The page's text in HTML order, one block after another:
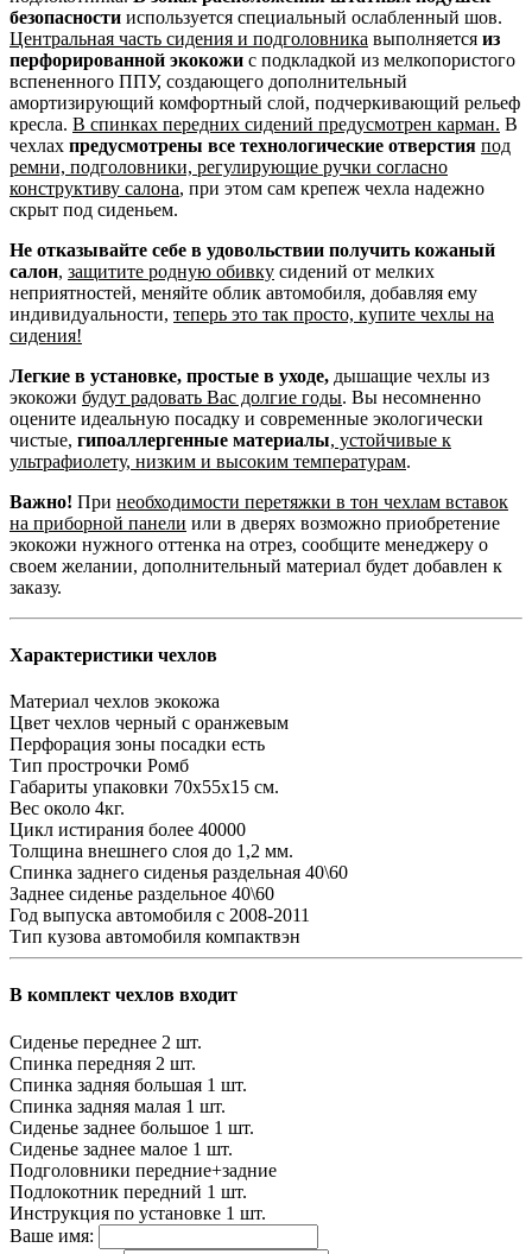
безопасности используется специальный ослабленный шов.
Центральная часть сидения и подголовника выполняется из
перфорированной экокожи с подкладкой из мелкопористого
вспененного ППУ, создающего дополнительный
амортизирующий комфортный слой, подчеркивающий рельеф
кресла. В спинках передних сидений предусмотрен карман. В
чехлах предусмотрены все технологические отверстия под
ремни, подголовники, регулирующие ручки согласно
конструктиву салона, при этом сам крепеж чехла надежно
скрыт под сиденьем.
Не отказывайте себе в удовольствии получить кожаный
салон, защитите родную обивку сидений от мелких
неприятностей, меняйте облик автомобиля, добавляя ему
индивидуальности, теперь это так просто, купите чехлы на
сидения!
Легкие в установке, простые в уходе, дышащие чехлы из
экокожи будут радовать Вас долгие годы. Вы несомненно
оцените идеальную посадку и современные экологически
чистые, гипоаллергенные материалы, устойчивые к
ультрафиолету, низким и высоким температурам.
Важно! При необходимости перетяжки в тон чехлам вставок
на приборной панели или в дверях возможно приобретение
экокожи нужного оттенка на отрез, сообщите менеджеру о
своем желании, дополнительный материал будет добавлен к
заказу.
Характеристики чехлов
Материал чехлов экокожа
Цвет чехлов черный с оранжевым
Перфорация зоны посадки есть
Тип прострочки Ромб
Габариты упаковки 70х55х15 см.
Вес около 4кг.
Цикл истирания более 40000
Толщина внешнего слоя до 1,2 мм.
Спинка заднего сиденья раздельная 40\60
Заднее сиденье раздельное 40\60
Год выпуска автомобиля с 2008-2011
Тип кузова автомобиля компактвэн
В комплект чехлов входит
Сиденье переднее 2 шт.
Спинка передняя 2 шт.
Спинка задняя большая 1 шт.
Спинка задняя малая 1 шт.
Сиденье заднее большое 1 шт.
Сиденье заднее малое 1 шт.
Подголовники передние+задние
Подлокотник передний 1 шт.
Инструкция по установке 1 шт.
Ваше имя: